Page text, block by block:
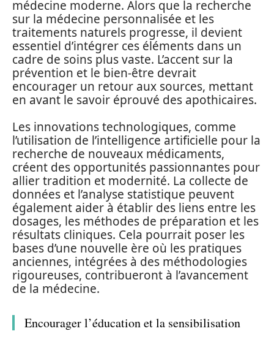
médecine moderne. Alors que la recherche
sur la médecine personnalisée et les
traitements naturels progresse, il devient
essentiel d’intégrer ces éléments dans un
cadre de soins plus vaste. L’accent sur la
prévention et le bien-être devrait
encourager un retour aux sources, mettant
en avant le savoir éprouvé des apothicaires.
Les innovations technologiques, comme
l’utilisation de l’intelligence artificielle pour la
recherche de nouveaux médicaments,
créent des opportunités passionnantes pour
allier tradition et modernité. La collecte de
données et l’analyse statistique peuvent
également aider à établir des liens entre les
dosages, les méthodes de préparation et les
résultats cliniques. Cela pourrait poser les
bases d’une nouvelle ère où les pratiques
anciennes, intégrées à des méthodologies
rigoureuses, contribueront à l’avancement
de la médecine.
Encourager l’éducation et la sensibilisation